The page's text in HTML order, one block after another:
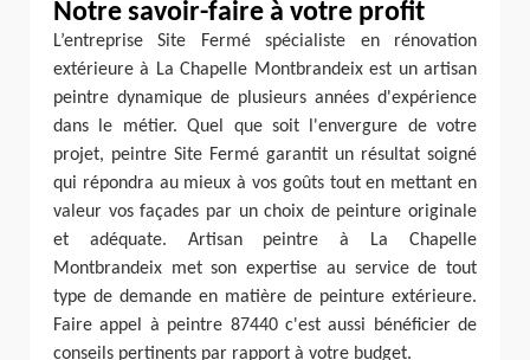
Notre savoir-faire à votre profit
L’entreprise Site Fermé spécialiste en rénovation
extérieure à La Chapelle Montbrandeix est un artisan
peintre dynamique de plusieurs années d'expérience
dans le métier. Quel que soit l'envergure de votre
projet, peintre Site Fermé garantit un résultat soigné
qui répondra au mieux à vos goûts tout en mettant en
valeur vos façades par un choix de peinture originale
et adéquate. Artisan peintre à La Chapelle
Montbrandeix met son expertise au service de tout
type de demande en matière de peinture extérieure.
Faire appel à peintre 87440 c'est aussi bénéficier de
conseils pertinents par rapport à votre budget.